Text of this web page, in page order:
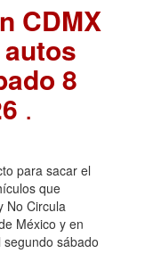
CDMX
8
.
para sacar el
que
No Circula
México y en
sábado